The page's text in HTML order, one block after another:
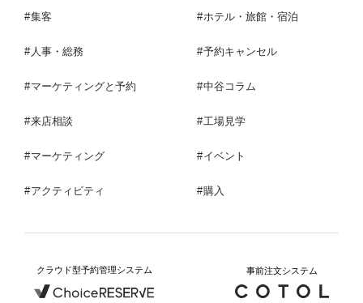
集客 ホテル・旅館・宿泊
人事・総務 予約キャンセル
マーケティングと予約 中谷コラム
来店相談 工場見学
マーケティング イベント
アクティビティ 購入
クラウド型予約管理システム 事前注文システム